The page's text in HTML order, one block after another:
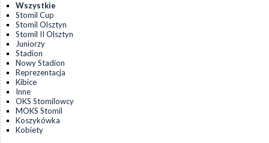
Wszystkie
Stomil Cup
Stomil Olsztyn
Stomil II Olsztyn
Juniorzy
Stadion
Nowy Stadion
Reprezentacja
Kibice
Inne
OKS Stomilowcy
MOKS Stomil
Koszykówka
Kobiety